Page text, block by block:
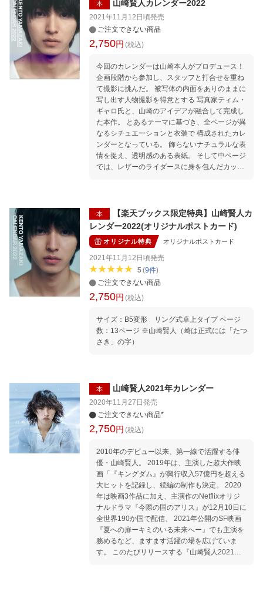
本 山崎賢人カレンダー2022
2021年11月12日頃発売
ご注文できない商品
2,750円 (税込)
今回のカレンダーは山崎本人がプロデュース！
企画段階から参加し、スタッフと打合せを重ね
て撮影に挑んだ。 被写体の内面をありのままに
写し出す人物撮影を得意とする 写真家ティム・
ギャロ氏と、山崎のアイデアが融合して完成し
た本作。 とあるテーマに基づき、全ページが異
なるシチュエーションと衣装で 構成されたカレ
ンダーとなっている。 飾らないナチュラルな表
情を捉え、透明感のある表紙。 そして中ページ
では、レザーのライダースに身を包んだカット
きない 様々な表情が切り取られ、見応えのある
ものに仕上がっている。 山崎がこだわった今回
のカレンダーのコンセプトとは一体何なのか。
制作スタッフも「本人のアイデアが詰まった本
作を、 まずは謎解き感覚で楽しんでほしい」と
語り、 山崎の魅力が詰まったカレンダーに期待
が高まる。
本
【楽天ブックス限定特典】山崎賢人カ
レンダー2022(オリジナルポストカード)
オリジナル特典 オリジナルポストカード
2021年11月12日頃発売
5(9件)
ご注文できない商品
2,750円 (税込)
サイズ：B5変形 リング式卓上タイプ ページ
数：13ページ ※山崎賢人（崎は正式には「たつ
さき」の字）
本 山崎賢人2021年カレンダー
2020年11月27日 発売
ご注文できない商品*
2,750円 (税込)
2010年のデビュー以来、第一線で活躍する俳
優・山崎賢人。 2019年は、主演した超大作映
画「『キングダム』が興行収入57億円を超える
大ヒットを記録し、続編の制作も決定。 2020
年は映画3作品に加え、主演作のNetflixオリジ
ナルドラマ『今際の国のアリス』が12月10日に
全世界190か国で配信、 2021年公開のSF映画
『夏への扉ーキミのいる未来へー』でも主演を
務めるなど、ますます活躍の場を広げていま
す。 このたびリリースする『山崎賢人2021年